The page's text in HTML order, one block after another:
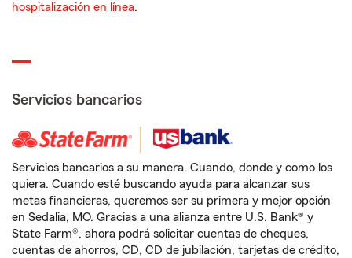
hospitalización en línea.
Servicios bancarios
Servicios bancarios a su manera. Cuando, donde y como los
quiera. Cuando esté buscando ayuda para alcanzar sus
metas financieras, queremos ser su primera y mejor opción
en Sedalia, MO. Gracias a una alianza entre U.S. Bank® y
State Farm®, ahora podrá solicitar cuentas de cheques,
cuentas de ahorros, CD, CD de jubilación, tarjetas de crédito,